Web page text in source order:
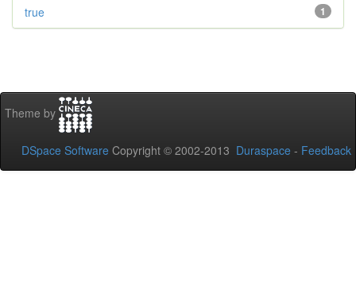
1
true
Theme by
DSpace Software Copyright © 2002-2013 Duraspace - Feedback